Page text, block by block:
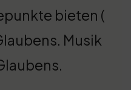
bieten (
Musik